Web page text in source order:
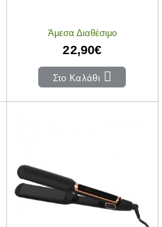
Άμεσα Διαθέσιμο
22,90€
Στο Καλάθι